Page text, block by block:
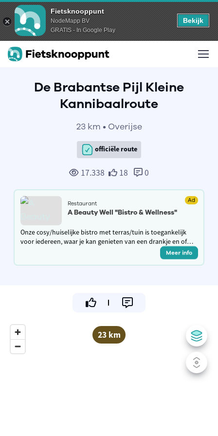
Fietsknooppunt
NodeMapp BV
GRATIS - In Google Play
Bekijk
De Brabantse Pijl Kleine
Kannibaalroute
23 km • Overijse
officiële route
17.338 18 0
Restaurant Ad
A Beauty Well "Bistro & Wellness"
Onze cosy/huiselijke bistro met terras/tuin is toegankelijk
voor iedereen, waar je kan genieten van een drankje en of
Meer info
23 km